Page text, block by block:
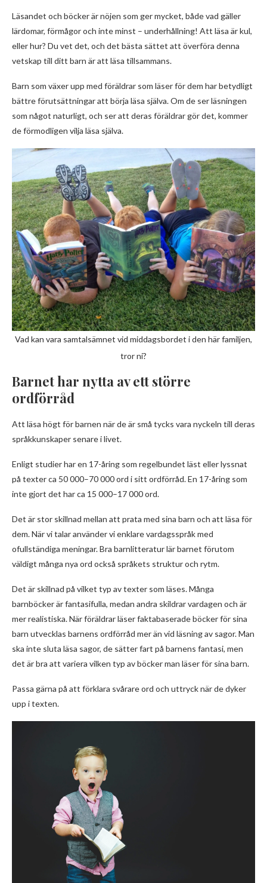
Läsandet och böcker är nöjen som ger mycket, både vad gäller
lärdomar, förmågor och inte minst – underhållning! Att läsa är kul,
eller hur? Du vet det, och det bästa sättet att överföra denna
vetskap till ditt barn är att läsa tillsammans.
Barn som växer upp med föräldrar som läser för dem har betydligt
bättre förutsättningar att börja läsa själva. Om de ser läsningen
som något naturligt, och ser att deras föräldrar gör det, kommer
de förmodligen vilja läsa själva.
Vad kan vara samtalsämnet vid middagsbordet i den här familjen,
tror ni?
Barnet har nytta av ett större
ordförråd
Att läsa högt för barnen när de är små tycks vara nyckeln till deras
språkkunskaper senare i livet.
Enligt studier har en 17-åring som regelbundet läst eller lyssnat
på texter ca 50 000–70 000 ord i sitt ordförråd. En 17-åring som
inte gjort det har ca 15 000–17 000 ord.
Det är stor skillnad mellan att prata med sina barn och att läsa för
dem. När vi talar använder vi enklare vardagsspråk med
ofullständiga meningar. Bra barnlitteratur lär barnet förutom
väldigt många nya ord också språkets struktur och rytm.
Det är skillnad på vilket typ av texter som läses. Många
barnböcker är fantasifulla, medan andra skildrar vardagen och är
mer realistiska. När föräldrar läser faktabaserade böcker för sina
barn utvecklas barnens ordförråd mer än vid läsning av sagor. Man
ska inte sluta läsa sagor, de sätter fart på barnens fantasi, men
det är bra att variera vilken typ av böcker man läser för sina barn.
Passa gärna på att förklara svårare ord och uttryck när de dyker
upp i texten.